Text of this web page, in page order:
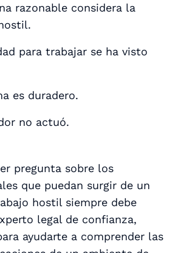
razonable considera la
para trabajar se ha visto
es duradero.
no actuó.
pregunta sobre los
que puedan surgir de un
hostil siempre debe
legal de confianza,
ayudarte a comprender las